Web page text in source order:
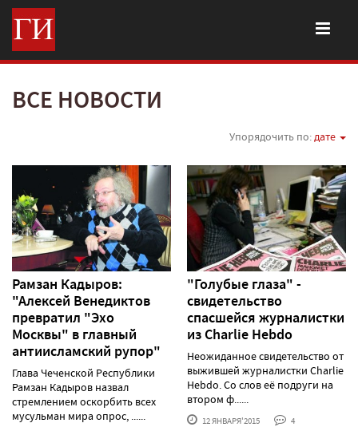
ВСЕ НОВОСТИ
Упорядочить по:дате
Рамзан Кадыров:
"Алексей Венедиктов
превратил "Эхо
Москвы" в главный
антиисламский рупор"
Глава Чеченской Республики
Рамзан Кадыров назвал
стремлением оскорбить всех
мусульман мира опрос, ......
"Голубые глаза" -
свидетельство
спасшейся журналистки
из Charlie Hebdo
Неожиданное свидетельство от
выжившей журналистки Charlie
Hebdo. Со слов её подруги на
втором ф......
12 ЯНВАРЯ'2015 4